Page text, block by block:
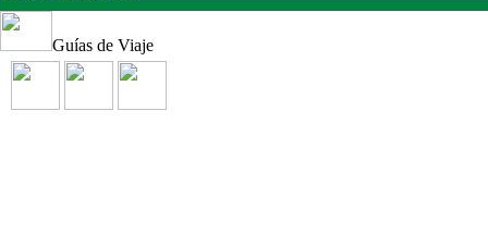
Guías de Viaje